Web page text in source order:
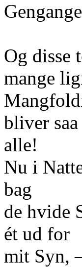
Og disse
mange
bliver
alle!
Nu i
bag
de hvide
ét ud for
mit Syn,